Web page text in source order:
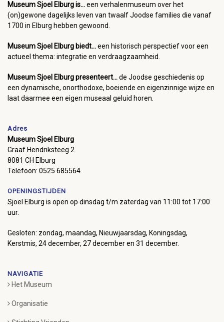
Museum Sjoel Elburg is...een verhalenmuseum over het
(on)gewone dagelijks leven van twaalf Joodse families die vanaf
1700 in Elburg hebben gewoond.
Museum Sjoel Elburg biedt...een historisch perspectief voor een
actueel thema: integratie en verdraagzaamheid.
Museum Sjoel Elburg presenteert...de Joodse geschiedenis op
een dynamische, onorthodoxe, boeiende en eigenzinnige wijze en
laat daarmee een eigen museaal geluid horen.
Adres
Museum Sjoel Elburg
Graaf Hendriksteeg 2
8081 CH Elburg
Telefoon: 0525 685564
OPENINGSTIJDEN
Sjoel Elburg is open op dinsdag t/m zaterdag van 11:00 tot 17:00
uur.
Gesloten: zondag, maandag, Nieuwjaarsdag, Koningsdag,
Kerstmis, 24 december, 27 december en 31 december.
NAVIGATIE
Het Museum
Organisatie